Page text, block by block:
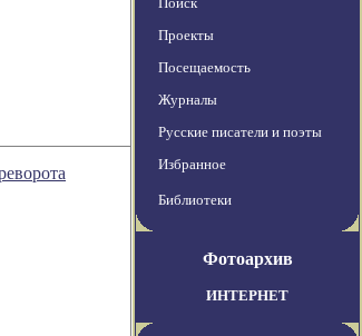
Проекты
Посещаемость
Журналы
Русские писатели и поэты
Избранное
Библиотеки
Фотоархив
ИНТЕРНЕТ